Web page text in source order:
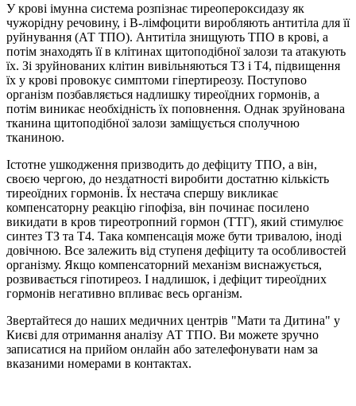
У крові імунна система розпізнає тиреопероксидазу як
чужорідну речовину, і В-лімфоцити виробляють антитіла для її
руйнування (АТ ТПО). Антитіла знищують ТПО в крові, а
потім знаходять її в клітинах щитоподібної залози та атакують
їх. Зі зруйнованих клітин вивільняються ТЗ і Т4, підвищення
їх у крові провокує симптоми гіпертиреозу. Поступово
організм позбавляється надлишку тиреоїдних гормонів, а
потім виникає необхідність їх поповнення. Однак зруйнована
тканина щитоподібної залози заміщується сполучною
тканиною.
Істотне ушкодження призводить до дефіциту ТПО, а він,
своєю чергою, до нездатності виробити достатню кількість
тиреоїдних гормонів. Їх нестача спершу викликає
компенсаторну реакцію гіпофіза, він починає посилено
викидати в кров тиреотропний гормон (ТТГ), який стимулює
синтез ТЗ та Т4. Така компенсація може бути тривалою, іноді
довічною. Все залежить від ступеня дефіциту та особливостей
організму. Якщо компенсаторний механізм виснажується,
розвивається гіпотиреоз. І надлишок, і дефіцит тиреоїдних
гормонів негативно впливає весь організм.
Звертайтеся до наших медичних центрів "Мати та Дитина" у
Києві для отримання аналізу АТ ТПО. Ви можете зручно
записатися на прийом онлайн або зателефонувати нам за
вказаними номерами в контактах.